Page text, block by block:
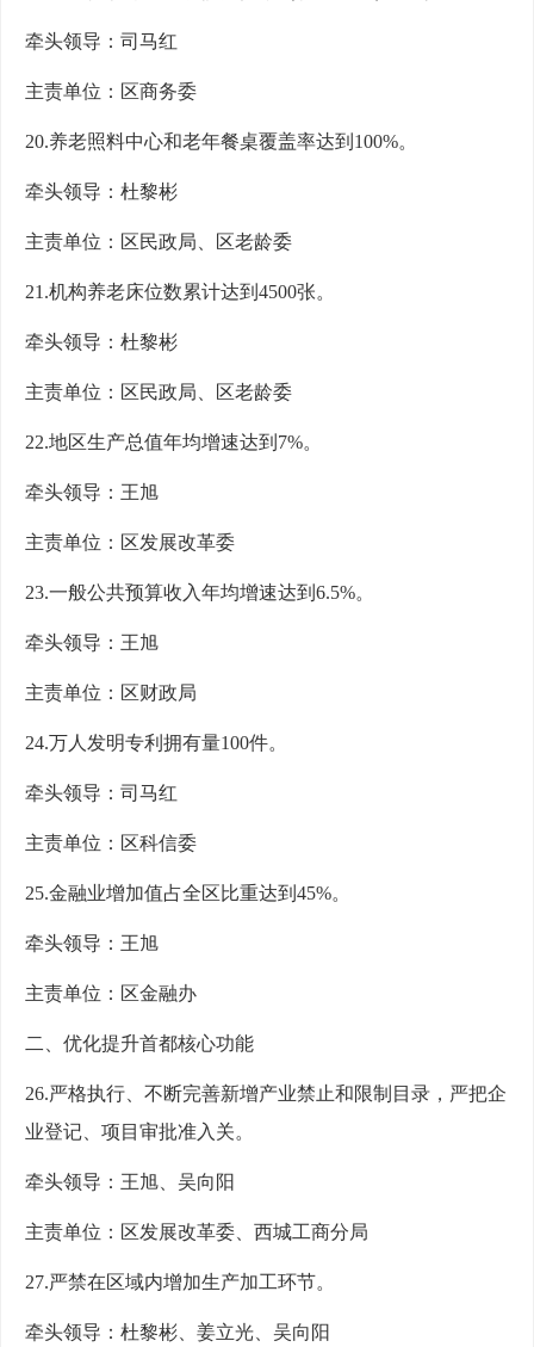
牵头领导：司马红
主责单位：区商务委
20.养老照料中心和老年餐桌覆盖率达到100%。
牵头领导：杜黎彬
主责单位：区民政局、区老龄委
21.机构养老床位数累计达到4500张。
牵头领导：杜黎彬
主责单位：区民政局、区老龄委
22.地区生产总值年均增速达到7%。
牵头领导：王旭
主责单位：区发展改革委
23.一般公共预算收入年均增速达到6.5%。
牵头领导：王旭
主责单位：区财政局
24.万人发明专利拥有量100件。
牵头领导：司马红
主责单位：区科信委
25.金融业增加值占全区比重达到45%。
牵头领导：王旭
主责单位：区金融办
二、优化提升首都核心功能
26.严格执行、不断完善新增产业禁止和限制目录，严把企
业登记、项目审批准入关。
牵头领导：王旭、吴向阳
主责单位：区发展改革委、西城工商分局
27.严禁在区域内增加生产加工环节。
牵头领导：杜黎彬、姜立光、吴向阳